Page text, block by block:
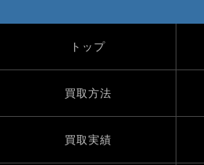
トップ
買取方法
買取実績